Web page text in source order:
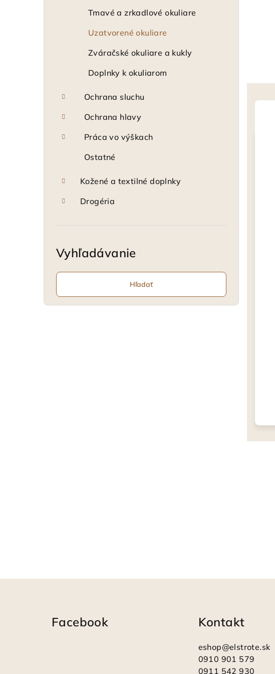
Tmavé a zrkadlové okuliare
Uzatvorené okuliare
Zváračské okuliare a kukly
Doplnky k okuliarom
Ochrana sluchu
Ochrana hlavy
Práca vo výškach
Ostatné
Kožené a textilné doplnky
Drogéria
Vyhľadávanie
Hľadať
Facebook Kontakt
eshop@elstrote.sk
0910 901 579
0911 542 930